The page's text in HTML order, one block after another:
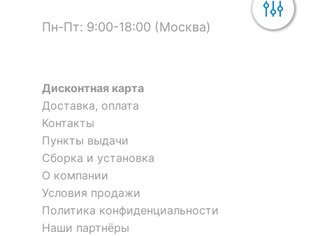
Пн-Пт: 9:00-18:00 (Москва)
Дисконтная карта
Доставка, оплата
Контакты
Пункты выдачи
Сборка и установка
О компании
Условия продажи
Политика конфиденциальности
Наши партнёры